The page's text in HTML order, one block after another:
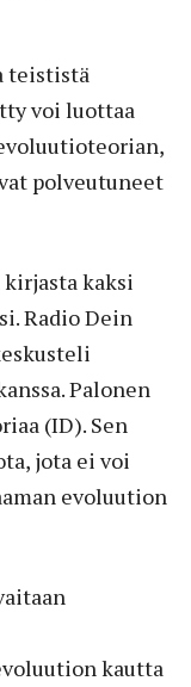
teististä
voi luottaa
polveutuneet
kaksi
Radio Dein
Palonen
(ID). Sen
jota ei voi
evoluution
kautta